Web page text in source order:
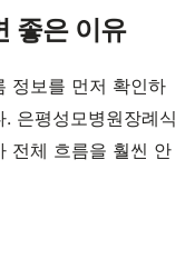
좋은 이유
정보를 먼저 확인하
은평성모병원장례식
전체 흐름을 훨씬 안